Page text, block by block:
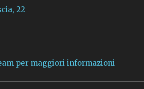
22
per maggiori informazioni